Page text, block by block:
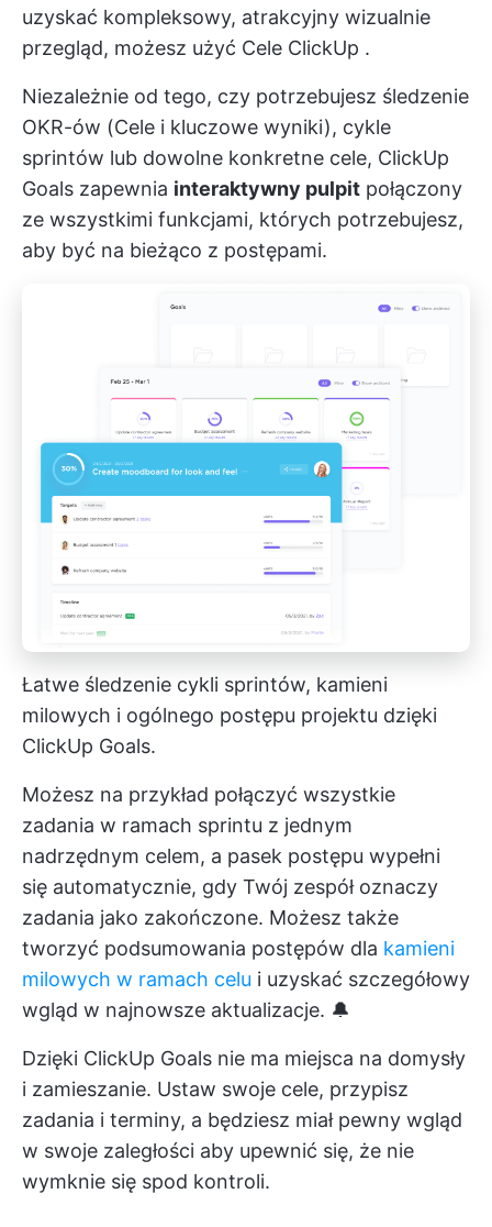
uzyskać kompleksowy, atrakcyjny wizualnie
przegląd, możesz użyć Cele ClickUp .
Niezależnie od tego, czy potrzebujesz śledzenie
OKR-ów (Cele i kluczowe wyniki), cykle
sprintów lub dowolne konkretne cele, ClickUp
Goals zapewnia interaktywny pulpit połączony
ze wszystkimi funkcjami, których potrzebujesz,
aby być na bieżąco z postępami.
Łatwe śledzenie cykli sprintów, kamieni
milowych i ogólnego postępu projektu dzięki
ClickUp Goals.
Możesz na przykład połączyć wszystkie
zadania w ramach sprintu z jednym
nadrzędnym celem, a pasek postępu wypełni
się automatycznie, gdy Twój zespół oznaczy
zadania jako zakończone. Możesz także
tworzyć podsumowania postępów dla kamieni
milowych w ramach celu i uzyskać szczegółowy
wgląd w najnowsze aktualizacje. 🔔
Dzięki ClickUp Goals nie ma miejsca na domysły
i zamieszanie. Ustaw swoje cele, przypisz
zadania i terminy, a będziesz miał pewny wgląd
w swoje zaległości aby upewnić się, że nie
wymknie się spod kontroli.